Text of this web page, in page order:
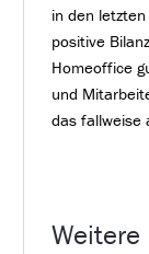
in den
positive
Homeoffice
und
das fallweise
Weitere